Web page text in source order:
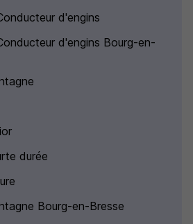
d'engins
d'engins Bourg-en-
durée
Bourg-en-Bresse